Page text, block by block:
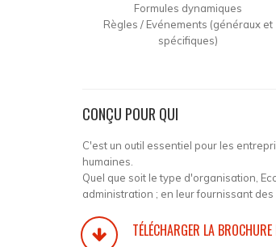
Formules dynamiques
Règles / Evénements (généraux et
spécifiques)
CONÇU POUR QUI
C'est un outil essentiel pour les
humaines.
Quel que soit le type d'organisation,
administration ; en leur fournissant
TÉLÉCHARGER LA